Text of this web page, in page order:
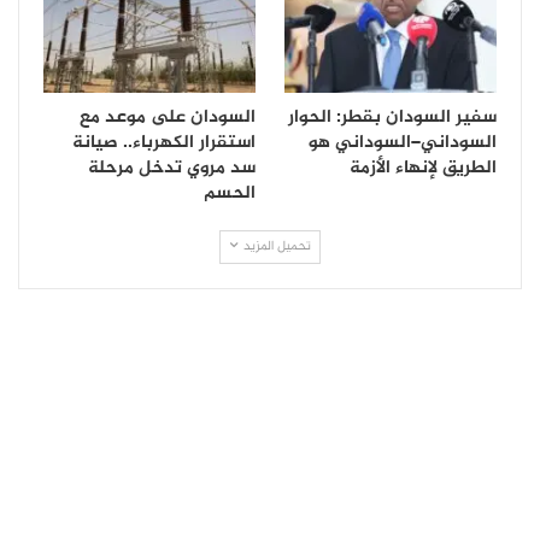
سفير السودان بقطر: الحوار
السوداني–السوداني هو
الطريق لإنهاء الأزمة
السودان على موعد مع
استقرار الكهرباء.. صيانة
سد مروي تدخل مرحلة
الحسم
تحميل المزيد